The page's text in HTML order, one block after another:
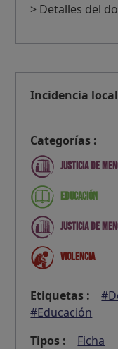
> Detalles del
Incidencia
Categorías :
Justicia de
Educación
Justicia de
Violencia
Etiquetas :
#Educación
Tipos :
Ficha